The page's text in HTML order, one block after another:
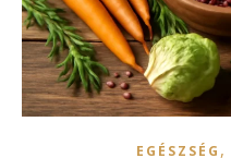
EGÉSZSÉG ,